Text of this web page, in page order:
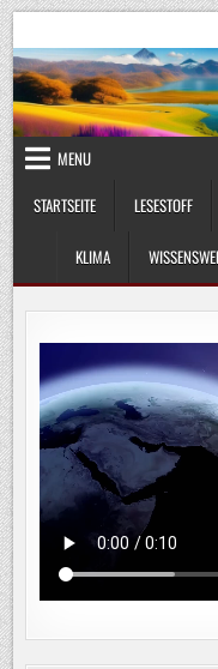
Skip
to
content
MENU
STARTSEITE
LESESTOFF
KLIMA